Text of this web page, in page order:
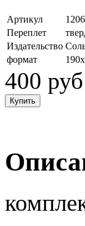
Артикул
Переплет
Издательство
формат
400 руб